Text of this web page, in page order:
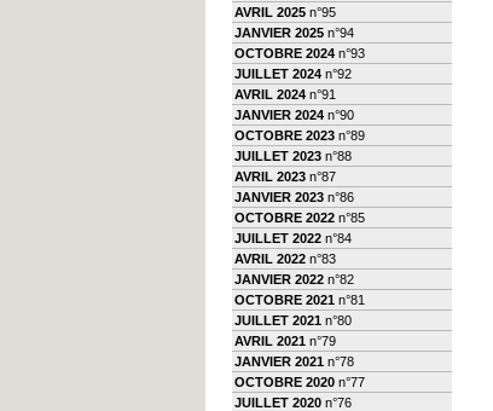
AVRIL 2025 n°95
JANVIER 2025 n°94
OCTOBRE 2024 n°93
JUILLET 2024 n°92
AVRIL 2024 n°91
JANVIER 2024 n°90
OCTOBRE 2023 n°89
JUILLET 2023 n°88
AVRIL 2023 n°87
JANVIER 2023 n°86
OCTOBRE 2022 n°85
JUILLET 2022 n°84
AVRIL 2022 n°83
JANVIER 2022 n°82
OCTOBRE 2021 n°81
JUILLET 2021 n°80
AVRIL 2021 n°79
JANVIER 2021 n°78
OCTOBRE 2020 n°77
JUILLET 2020 n°76